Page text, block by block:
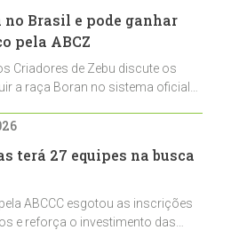
no Brasil e pode ganhar
pela ABCZ
Criadores de Zebu discute os
a raça Boran no sistema oficial
terá 27 equipes na busca
ABCCC esgotou as inscrições
e reforça o investimento das